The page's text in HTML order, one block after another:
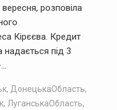
розповіла
Кірєєва. Кредит
надається під 3
, ДонецькаОбласть,
, ЛуганськаОбласть,